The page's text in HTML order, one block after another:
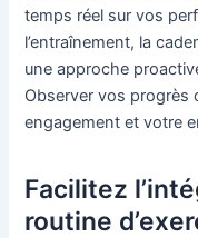
temps réel sur vos
l’entraînement, la
une approche
Observer vos progrès
engagement et votre
Facilitez
routine